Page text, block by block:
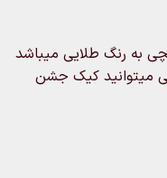
پیچ پیچی به رنگ طلایی میباشد
میتوانید کیک جشن